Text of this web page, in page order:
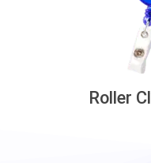
Roller